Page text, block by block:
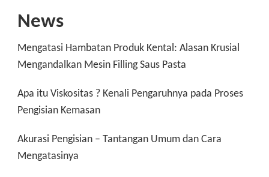
News
Mengatasi Hambatan Produk Kental: Alasan Krusial
Mengandalkan Mesin Filling Saus Pasta
Apa itu Viskositas ? Kenali Pengaruhnya pada Proses
Pengisian Kemasan
Akurasi Pengisian – Tantangan Umum dan Cara
Mengatasinya